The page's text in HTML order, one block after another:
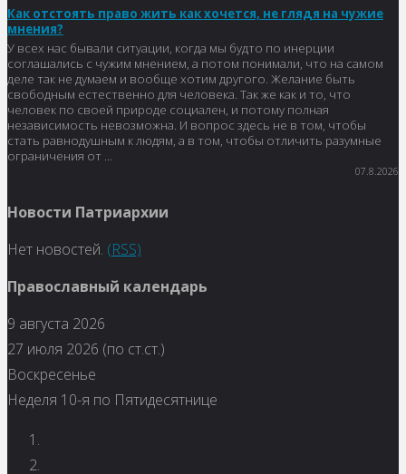
Как отстоять право жить как хочется, не глядя на чужие
мнения?
У всех нас бывали ситуации, когда мы будто по инерции
соглашались с чужим мнением, а потом понимали, что на самом
деле так не думаем и вообще хотим другого. Желание быть
свободным естественно для человека. Так же как и то, что
человек по своей природе социален, и потому полная
независимость невозможна. И вопрос здесь не в том, чтобы
стать равнодушным к людям, а в том, чтобы отличить разумные
ограничения от ...
07.8.2026
Новости Патриархии
Нет новостей. (RSS)
Православный календарь
9 августа 2026
27 июля 2026 (по ст.ст.)
Воскресенье
Неделя 10-я по Пятидесятнице